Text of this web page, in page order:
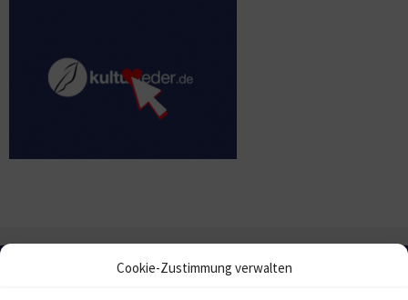
Cookie-Zustimmung verwalten